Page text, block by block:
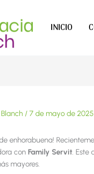
INICIO
/ 7 de mayo de 2025
de enhorabuena!
con Family Servit. Este
mayores.